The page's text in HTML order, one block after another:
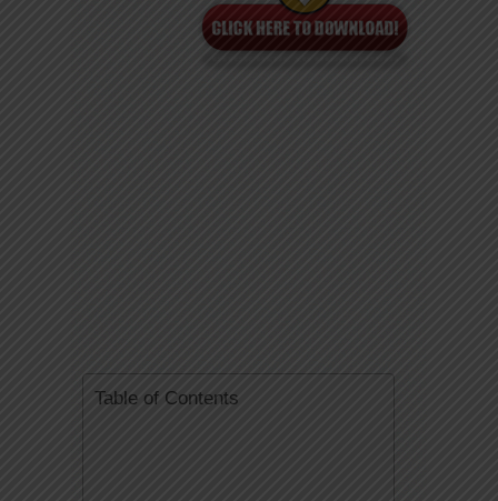
Table of Contents